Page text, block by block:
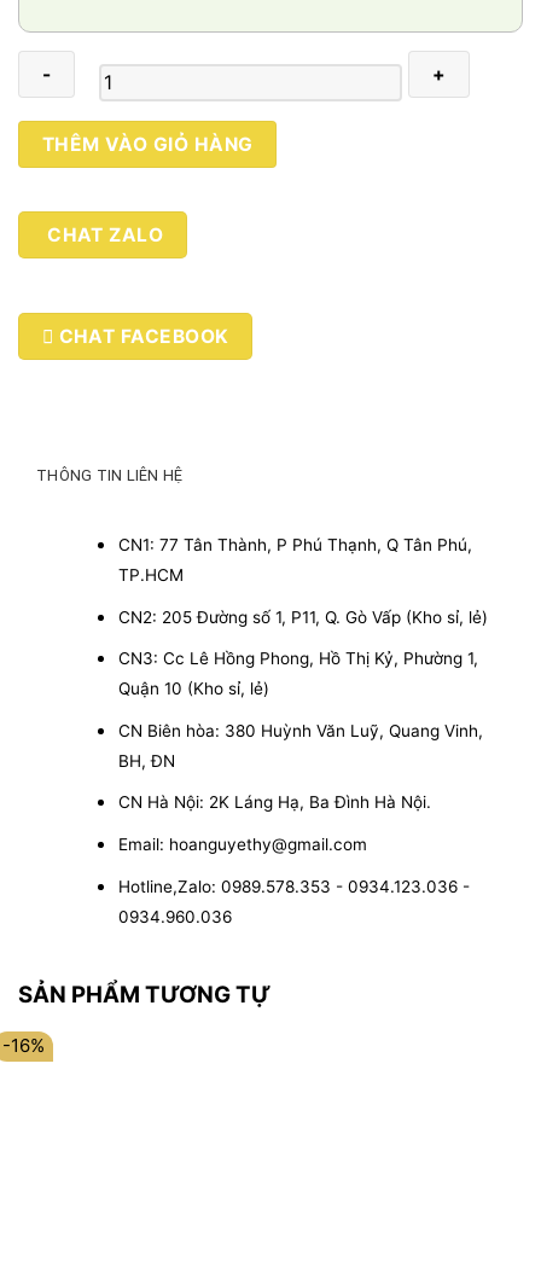
Passionnant
007
lượng
THÊM VÀO GIỎ HÀNG
CHAT ZALO
CHAT FACEBOOK
THÔNG TIN LIÊN HỆ
CN1: 77 Tân Thành, P Phú Thạnh, Q Tân Phú,
TP.HCM
CN2: 205 Đường số 1, P11, Q. Gò Vấp (Kho sỉ, lẻ)
CN3: Cc Lê Hồng Phong, Hồ Thị Kỷ, Phường 1,
Quận 10 (Kho sỉ, lẻ)
CN Biên hòa: 380 Huỳnh Văn Luỹ, Quang Vinh,
BH, ĐN
CN Hà Nội: 2K Láng Hạ, Ba Đình Hà Nội.
Email: hoanguyethy@gmail.com
Hotline,Zalo: 0989.578.353 - 0934.123.036 -
0934.960.036
SẢN PHẨM TƯƠNG TỰ
-16%